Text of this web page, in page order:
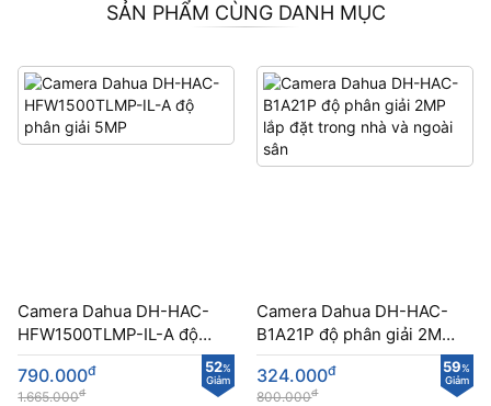
SẢN PHẨM CÙNG DANH MỤC
Camera Dahua DH-HAC-
HFW1500TLMP-IL-A độ
phân giải 5MP
52%
Giảm
790.000đ
1.665.000đ
Camera Dahua DH-HAC-
B1A21P​​ độ phân giải 2MP
lắp đặt trong nhà và ngoài
sân
59%
Giảm
324.000đ
800.000đ